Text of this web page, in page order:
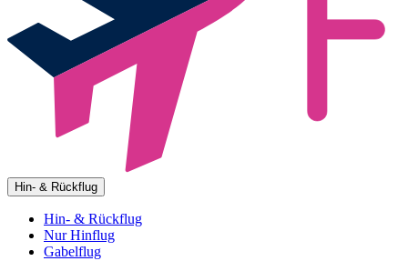
Hin- & Rückflug
Hin- & Rückflug
Nur Hinflug
Gabelflug